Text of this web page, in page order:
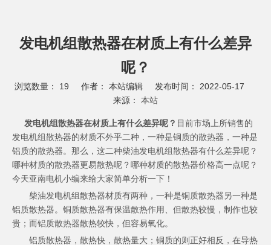
发电机组散热器在材质上有什么差异
呢？
浏览数量： 19 作者： 本站编辑 发布时间： 2022-05-17
来源： 本站
["wechat","weibo","qzone","douban","email"]
发电机组散热器在材质上有什么差异呢？ 目前市场上所销售的
发电机组散热器的材质不外乎二种，一种是铜质的散热器，一种是
铝质的散热器。那么，这二种柴油发电机组散热器有什么差异呢？
哪种材质的散热器更易散热呢？哪种材质的散热器价格高一点呢？
今天亚南电机小编来给大家简单分析一下！
柴油发电机组散热器材质有两种，一种是铜质散热器另一种是
铝质散热器。铜质散热器有保温散热作用、但散热较慢，制作也较
贵；而铝质散热器散热较快，但容易氧化。
铝质散热器，散热快，散热量大；铜质的则正好相反，在导热